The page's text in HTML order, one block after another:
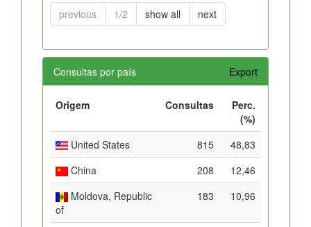
previous 1/2 show all next
Consultas por país Export
Origem Consultas
Perc.
(%)
United States
815
48,83
China
208
12,46
Moldova, Republic
of
183 10,96